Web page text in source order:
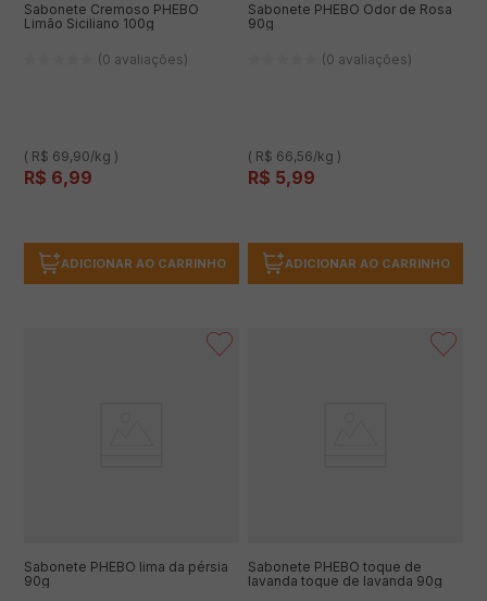
Sabonete Cremoso PHEBO
Limão Siciliano 100g
(0 avaliações)
( R$ 69,90/kg )
R$ 6,99
ADICIONAR AO CARRINHO
Sabonete PHEBO Odor de Rosa
90g
(0 avaliações)
( R$ 66,56/kg )
R$ 5,99
ADICIONAR AO CARRINHO
Sabonete PHEBO lima da pérsia
90g
Sabonete PHEBO toque de
lavanda toque de lavanda 90g